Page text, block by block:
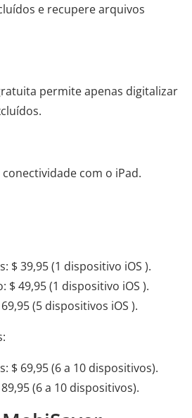
e recupere arquivos
permite apenas digitalizar
com o iPad.
$ 39,95 (1 dispositivo iOS ).
$ 49,95 (1 dispositivo iOS ).
(5 dispositivos iOS ).
$ 69,95 (6 a 10 dispositivos).
(6 a 10 dispositivos).